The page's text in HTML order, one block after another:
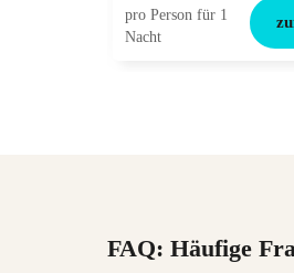
pro Person für 1
Nacht
FAQ: Häufige